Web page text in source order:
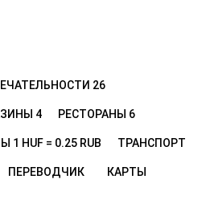
26
4 РЕСТОРАНЫ 6
1 HUF = 0.25 RUB ТРАНСПОРТ
ПЕРЕВОДЧИК КАРТЫ